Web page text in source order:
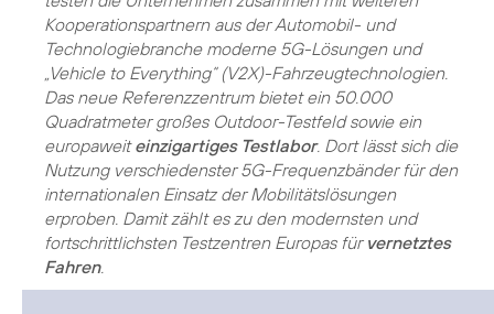
Kooperationspartnern aus der Automobil- und
Technologiebranche moderne 5G-Lösungenund
„Vehicle to Everything“ (V2X)-Fahrzeugtechnologien.
Das neue Referenzzentrum bietet ein 50.000
Quadratmeter großes Outdoor-Testfeld sowie ein
europaweiteinzigartiges Testlabor. Dort lässt sich die
Nutzung verschiedenster 5G-Frequenzbänder für den
internationalen Einsatz der Mobilitätslösungen
erproben. Damit zählt es zu den modernsten und
fortschrittlichsten Testzentren Europas für vernetztes
Fahren.